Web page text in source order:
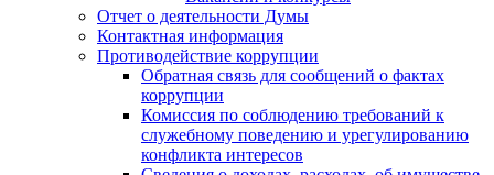
Отчет о деятельности Думы
Контактная информация
Противодействие коррупции
Обратная связь для сообщений о фактах
коррупции
Комиссия по соблюдению требований к
служебному поведению и урегулированию
конфликта интересов